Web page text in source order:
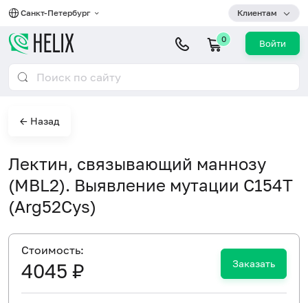
Санкт-Петербург Клиентам
0 Войти
← Назад
Лектин, связывающий маннозу
(MBL2). Выявление мутации C154T
(Arg52Cys)
Cтоимость:
4045 ₽ Заказать